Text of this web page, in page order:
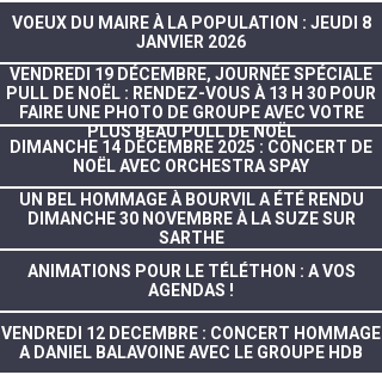
VOEUX DU MAIRE À LA POPULATION : JEUDI 8
JANVIER 2026
VENDREDI 19 DÉCEMBRE, JOURNÉE SPÉCIALE
PULL DE NOËL : RENDEZ-VOUS À 13 H 30 POUR
FAIRE UNE PHOTO DE GROUPE AVEC VOTRE
PLUS BEAU PULL DE NOËL
DIMANCHE 14 DÉCEMBRE 2025 : CONCERT DE
NOËL AVEC ORCHESTRA SPAY
UN BEL HOMMAGE À BOURVIL A ÉTÉ RENDU
DIMANCHE 30 NOVEMBRE À LA SUZE SUR
SARTHE
ANIMATIONS POUR LE TÉLÉTHON : A VOS
AGENDAS !
VENDREDI 12 DECEMBRE : CONCERT HOMMAGE
A DANIEL BALAVOINE AVEC LE GROUPE HDB